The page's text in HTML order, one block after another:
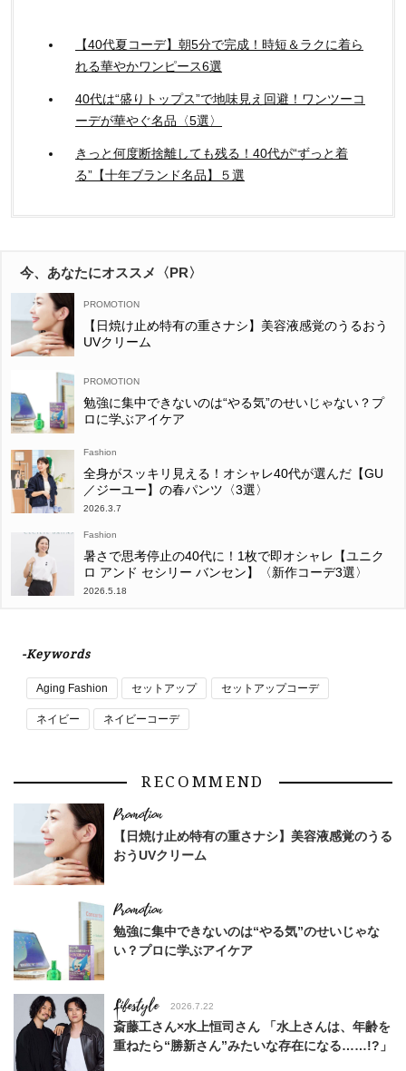
【40代夏コーデ】朝5分で完成！時短＆ラクに着ら
れる華やかワンピース6選
40代は“盛りトップス”で地味見え回避！ワンツーコ
ーデが華やぐ名品〈5選〉
きっと何度断捨離しても残る！40代が“ずっと着
る”【十年ブランド名品】５選
今、あなたにオススメ〈PR〉
【日焼け止め特有の重さナシ】美容液感覚のうるおう
UVクリーム
勉強に集中できないのは“やる気”のせいじゃない？プ
ロに学ぶアイケア
Fashion
全身がスッキリ見える！オシャレ40代が選んだ【GU
／ジーユー】の春パンツ〈3選〉
2026.3.7
Fashion
暑さで思考停止の40代に！1枚で即オシャレ【ユニク
ロ アンド セシリー バンセン】〈新作コーデ3選〉
2026.5.18
-Keywords
Aging Fashion セットアップ セットアップコーデ
ネイビー ネイビーコーデ
RECOMMEND
【日焼け止め特有の重さナシ】美容液感覚のうる
おうUVクリーム
勉強に集中できないのは“やる気”のせいじゃな
い？プロに学ぶアイケア
Lifestyle 2026.7.22
斎藤工さん×水上恒司さん 「水上さんは、年齢を
重ねたら“勝新さん”みたいな存在になる……!?」